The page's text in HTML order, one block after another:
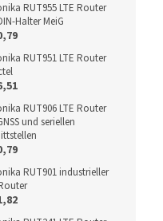
RUT955 LTE Router
Halter MeiG
RUT951 LTE Router
RUT906 LTE Router
und seriellen
RUT901 industrieller